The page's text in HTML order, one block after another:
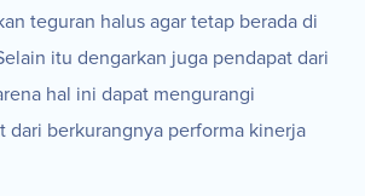
teguran halus agar tetap berada di
itu dengarkan juga pendapat dari
hal ini dapat mengurangi
dari berkurangnya performa kinerja